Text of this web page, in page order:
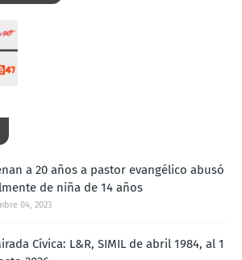
a 20 años a pastor evangélico abusó
de niña de 14 años
04, 2023
Cívica: L&R, SIMIL de abril 1984, al 1